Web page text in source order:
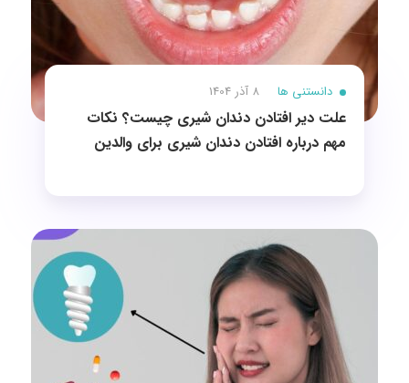
دانستنی ها 8 آذر 1404
علت دیر افتادن دندان شیری چیست؟ نکات
مهم درباره افتادن دندان شیری برای والدین